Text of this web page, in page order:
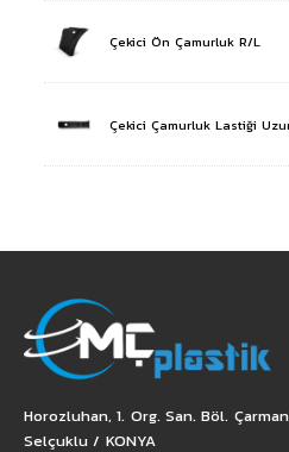
Çekici Ön Çamurluk R/L
Çekici Çamurluk Lastiği
Horozluhan, 1. Org. San. Böl.
Selçuklu / KONYA